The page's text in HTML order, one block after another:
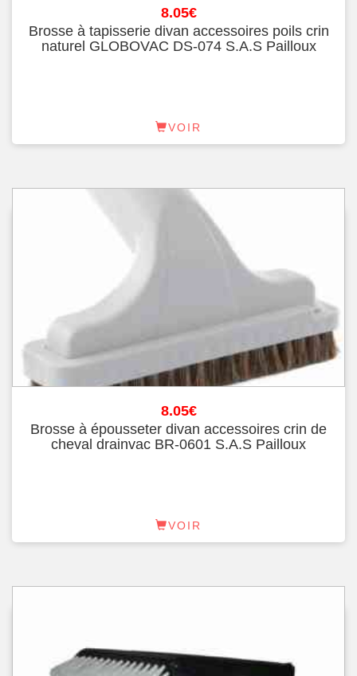
8.05€
Brosse à tapisserie divan accessoires poils crin
naturel GLOBOVAC DS-074 S.A.S Pailloux
VOIR
8.05€
Brosse à épousseter divan accessoires crin de
cheval drainvac BR-0601 S.A.S Pailloux
VOIR